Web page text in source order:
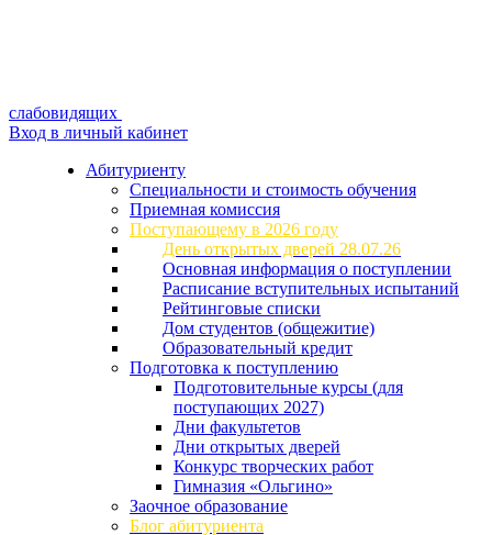
слабовидящих
Вход в личный кабинет
Абитуриенту
Специальности и стоимость обучения
Приемная комиссия
Поступающему в 2026 году
День открытых дверей 28.07.26
Основная информация о поступлении
Расписание вступительных испытаний
Рейтинговые списки
Дом студентов (общежитие)
Образовательный кредит
Подготовка к поступлению
Подготовительные курсы (для
поступающих 2027)
Дни факультетов
Дни открытых дверей
Конкурс творческих работ
Гимназия «Ольгино»
Заочное образование
Блог абитуриента